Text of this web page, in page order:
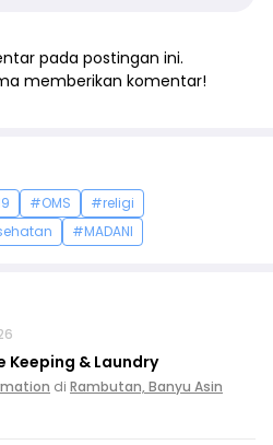
pada postingan ini.
memberikan komentar!
#OMS
#religi
#MADANI
Keeping & Laundry
di Rambutan, Banyu Asin